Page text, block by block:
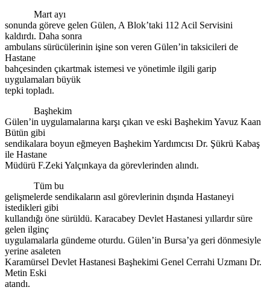
Mart ayı
sonunda göreve gelen Gülen, A Blok’taki 112 Acil Servisini
kaldırdı. Daha sonra
ambulans sürücülerinin işine son veren Gülen’in taksicileri de
Hastane
bahçesinden çıkartmak istemesi ve yönetimle ilgili garip
uygulamaları büyük
tepki topladı.
Başhekim
Gülen’in uygulamalarına karşı çıkan ve eski Başhekim Yavuz Kaan
Bütün gibi
sendikalara boyun eğmeyen Başhekim Yardımcısı Dr. Şükrü Kabaş
ile Hastane
Müdürü F.Zeki Yalçınkaya da görevlerinden alındı.
Tüm bu
gelişmelerde sendikaların asıl görevlerinin dışında Hastaneyi
istedikleri gibi
kullandığı öne sürüldü. Karacabey Devlet Hastanesi yıllardır süre
gelen ilginç
uygulamalarla gündeme oturdu. Gülen’in Bursa’ya geri dönmesiyle
yerine asaleten
Karamürsel Devlet Hastanesi Başhekimi Genel Cerrahi Uzmanı Dr.
Metin Eski
atandı.